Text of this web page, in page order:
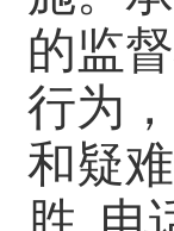
的监
行为
和疑